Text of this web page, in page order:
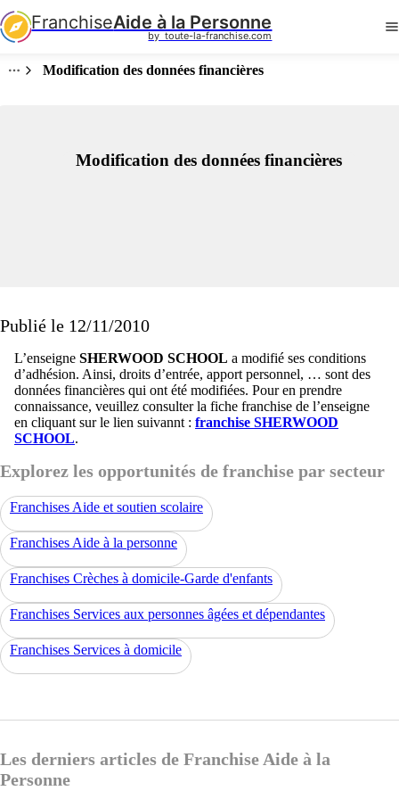
FranchiseAide à la Personne
by  toute-la-franchise.com
Modification des données financières
Modification des données financières
Publié le 12/11/2010
L’enseigne SHERWOOD SCHOOL a modifié ses conditions
d’adhésion. Ainsi, droits d’entrée, apport personnel, … sont des
données financières qui ont été modifiées. Pour en prendre
connaissance, veuillez consulter la fiche franchise de l’enseigne
en cliquant sur le lien suivannt : franchise SHERWOOD
SCHOOL.
Explorez les opportunités de franchise par secteur
Franchises Aide et soutien scolaire
Franchises Aide à la personne
Franchises Crèches à domicile-Garde d'enfants
Franchises Services aux personnes âgées et dépendantes
Franchises Services à domicile
Les derniers articles de Franchise Aide à la
Personne